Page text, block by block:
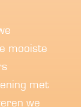
mooiste
met
we